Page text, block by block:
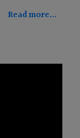
Read more...